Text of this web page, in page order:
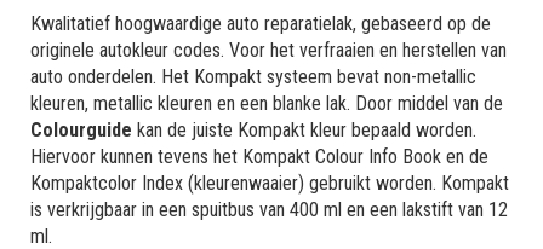
Kwalitatief hoogwaardige auto reparatielak, gebaseerd op de
originele autokleur codes. Voor het verfraaien en herstellen van
auto onderdelen. Het Kompakt systeem bevat non-metallic
kleuren, metallic kleuren en een blanke lak. Door middel van de
Colourguide kan de juiste Kompakt kleur bepaald worden.
Hiervoor kunnen tevens het Kompakt Colour Info Book en de
Kompaktcolor Index (kleurenwaaier) gebruikt worden. Kompakt
is verkrijgbaar in een spuitbus van 400 ml en een lakstift van 12
ml.